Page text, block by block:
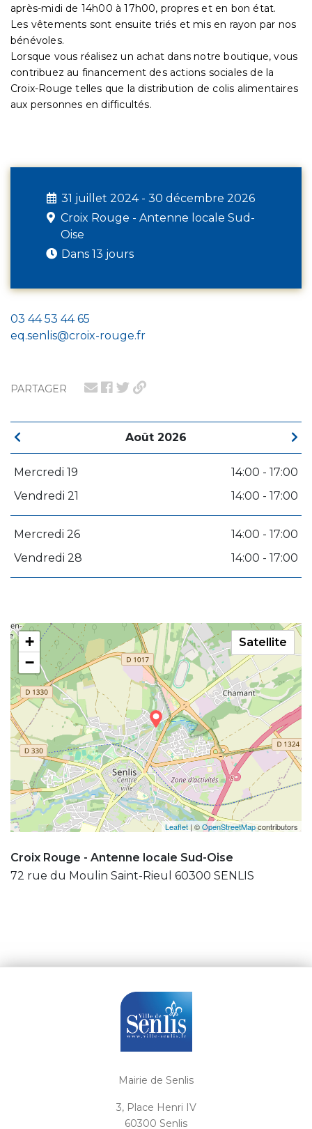
PARTAGER
Août 2026
Mercredi 19
14:00 - 17:00
Vendredi 21
14:00 - 17:00
Mercredi 26
14:00 - 17:00
Vendredi 28
14:00 - 17:00
+
−
Leaflet | ©OpenStreetMapcontributors
Satellite
Croix Rouge - Antenne locale Sud-Oise
72 rue du Moulin Saint-Rieul 60300 SENLIS
après-midi de 14h00 à 17h00, propres et en bon état.
Les vêtements sont ensuite triés et mis en rayon par nos
bénévoles.
Lorsque vous réalisez un achat dans notre boutique, vous
contribuez au financement des actions sociales de la
Croix-Rouge telles que la distribution de colis alimentaires
aux personnes en difficultés.
31 juillet 2024 - 30 décembre 2026
Croix Rouge - Antenne locale Sud-
Oise
Dans 13 jours
03 44 53 44 65
eq.senlis@croix-rouge.fr
Mairie de Senlis
3, Place Henri IV
60300 Senlis